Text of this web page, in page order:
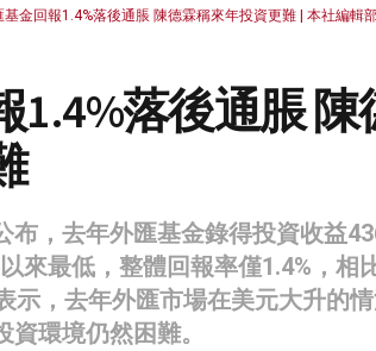
基金回報1.4%落後通脹 陳德霖稱來年投資更難 | 本社編輯
1.4%落後通脹 陳
布，去年外匯基金錄得投資收益
來最低，整體回報率僅1.4%，相
示，去年外匯市場在美元大升的
環境仍然困難。